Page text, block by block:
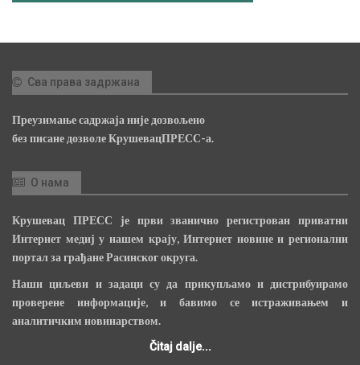
Сва права задржана
Преузимање садржаја није дозвољено
без писане дозволе КрушевацПРЕСС-а.
О нама
Крушевац ПРЕСС је први званично регистрован приватни
Интернет медиј у нашем крају, Интернет новине и регионални
портал за грађане Расинског округа.
Наши циљеви и задаци су да прикупљамо и дистрибуирамо
проверене информације, и бавимо се истраживањем и
аналитичким новинарством.
Čitaj dalje...